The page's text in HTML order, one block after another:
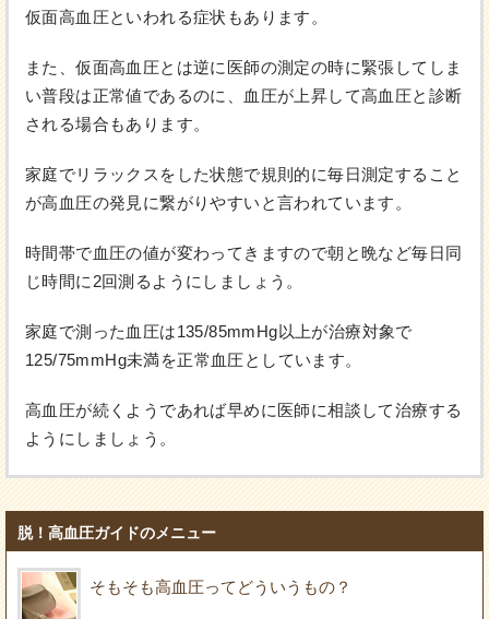
仮面高血圧といわれる症状もあります。
また、仮面高血圧とは逆に医師の測定の時に緊張してしま
い普段は正常値であるのに、血圧が上昇して高血圧と診断
される場合もあります。
家庭でリラックスをした状態で規則的に毎日測定すること
が高血圧の発見に繋がりやすいと言われています。
時間帯で血圧の値が変わってきますので朝と晩など毎日同
じ時間に2回測るようにしましょう。
家庭で測った血圧は135/85mmHg以上が治療対象で
125/75mmHg未満を正常血圧としています。
高血圧が続くようであれば早めに医師に相談して治療する
ようにしましょう。
脱！高血圧ガイドのメニュー
そもそも高血圧ってどういうもの？